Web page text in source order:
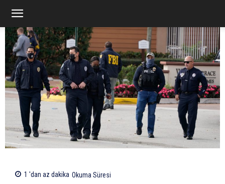
1 'dan az dakika Okuma Süresi